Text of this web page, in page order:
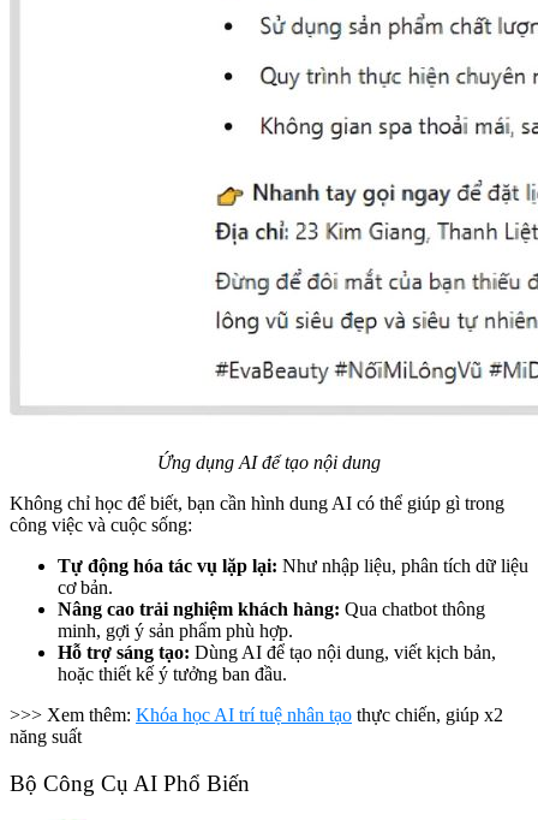
Ứng dụng AI để tạo nội dung
Không chỉ học để biết, bạn cần hình dung AI có thể giúp gì trong
công việc và cuộc sống:
Tự động hóa tác vụ lặp lại: Như nhập liệu, phân tích dữ liệu
cơ bản.
Nâng cao trải nghiệm khách hàng: Qua chatbot thông
minh, gợi ý sản phẩm phù hợp.
Hỗ trợ sáng tạo: Dùng AI để tạo nội dung, viết kịch bản,
hoặc thiết kế ý tưởng ban đầu.
>>> Xem thêm: Khóa học AI trí tuệ nhân tạo thực chiến, giúp x2
năng suất
Bộ Công Cụ AI Phổ Biến